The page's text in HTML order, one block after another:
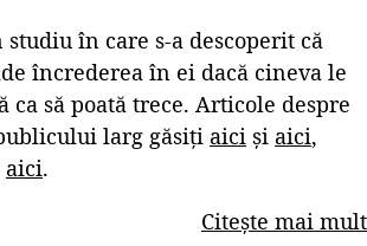
studiu în care s-a descoperit că
încrederea în ei dacă cineva le
ca să poată trece. Articole despre
larg găsiți aici și aici,
aici.
Citește mai mult